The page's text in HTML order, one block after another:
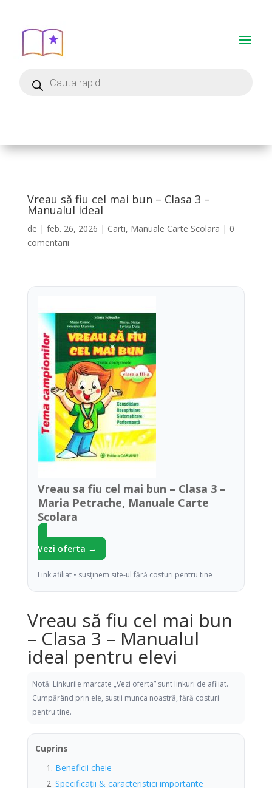
Vreau să fiu cel mai bun – Clasa 3 –
Manualul ideal
de | feb. 26, 2026 | Carti, Manuale Carte Scolara | 0
comentarii
Vreau sa fiu cel mai bun – Clasa 3 –
Maria Petrache, Manuale Carte
Scolara
Vezi oferta →
Link afiliat • susținem site-ul fără costuri pentru tine
Vreau să fiu cel mai bun
– Clasa 3 – Manualul
ideal pentru elevi
Notă: Linkurile marcate „Vezi oferta” sunt linkuri de afiliat.
Cumpărând prin ele, susții munca noastră, fără costuri
pentru tine.
Cuprins
Beneficii cheie
Specificații & caracteristici importante